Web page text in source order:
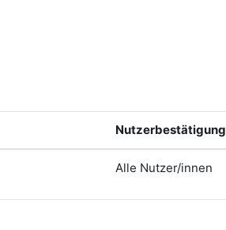
Nutzerbestätigung
Alle Nutzer/innen